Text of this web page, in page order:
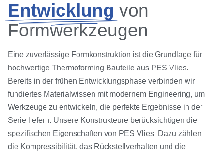
Entwicklung von
Formwerkzeugen
Eine zuverlässige Formkonstruktion ist die Grundlage für
hochwertige Thermoforming Bauteile aus PES Vlies.
Bereits in der frühen Entwicklungsphase verbinden wir
fundiertes Materialwissen mit modernem Engineering, um
Werkzeuge zu entwickeln, die perfekte Ergebnisse in der
Serie liefern. Unsere Konstrukteure berücksichtigen die
spezifischen Eigenschaften von PES Vlies. Dazu zählen
die Kompressibilität, das Rückstellverhalten und die